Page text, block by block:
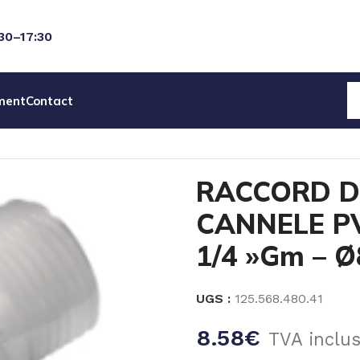
Contact
DROIT MALE CANNELE PVDF- FILETE 1/4 »Gm –
RACCORD
CANNELE
1/4 »Gm –
UGS : 125.568.480.41
8.58€ TVA